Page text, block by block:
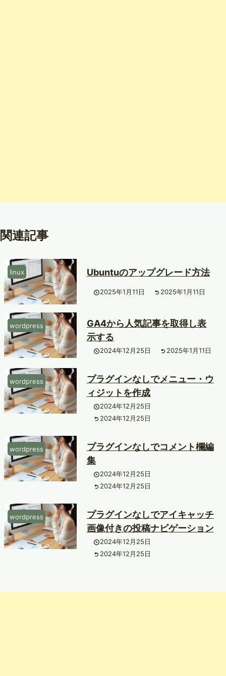
関連記事
linux Ubuntuのアップグレード方法
2025年1月11日 2025年1月11日
wordpress
GA4から人気記事を取得し表
示する
2024年12月25日 2025年1月11日
wordpress
プラグインなしでメニュー・ウ
ィジットを作成
2024年12月25日
2024年12月25日
wordpress
プラグインなしでコメント欄編
集
2024年12月25日
2024年12月25日
wordpress
プラグインなしでアイキャッチ
画像付きの投稿ナビゲーション
2024年12月25日
2024年12月25日